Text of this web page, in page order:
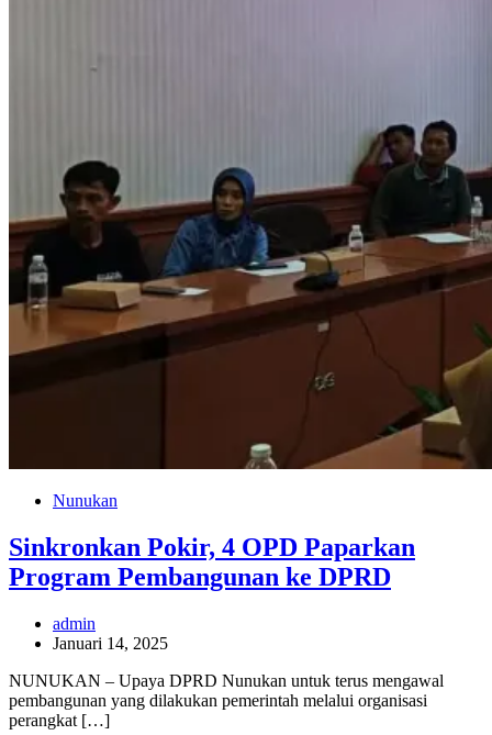
Nunukan
Sinkronkan Pokir, 4 OPD Paparkan
Program Pembangunan ke DPRD
admin
Januari 14, 2025
NUNUKAN – Upaya DPRD Nunukan untuk terus mengawal
pembangunan yang dilakukan pemerintah melalui organisasi
perangkat […]